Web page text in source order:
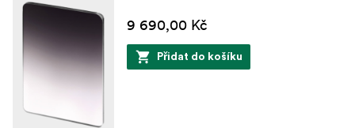
9 690,00 Kč
Přidat do košíku